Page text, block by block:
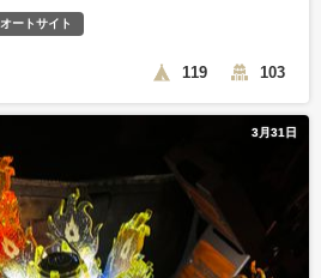
オートサイト
119 103
3月31日